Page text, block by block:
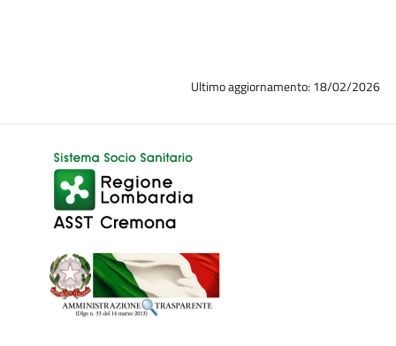
Ultimo aggiornamento: 18/02/2026